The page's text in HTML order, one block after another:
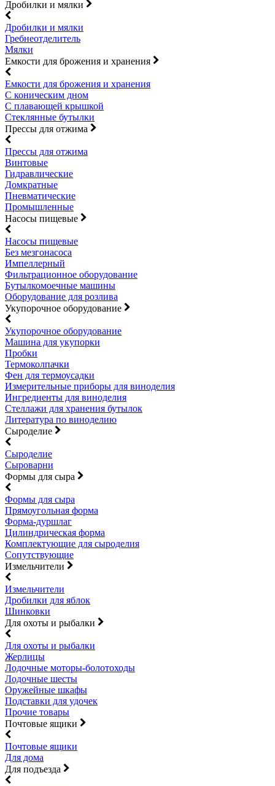
Дробилки и мялки
Дробилки и мялки
Гребнеотделитель
Мялки
Емкости для брожения и хранения
Емкости для брожения и хранения
С коническим дном
С плавающей крышкой
Стеклянные бутылки
Прессы для отжима
Прессы для отжима
Винтовые
Гидравлические
Домкратные
Пневматические
Промышленные
Насосы пищевые
Насосы пищевые
Без мезгонасоса
Импеллерный
Фильтрационное оборудование
Бутылкомоечные машины
Оборудование для розлива
Укупорочное оборудование
Укупорочное оборудование
Машина для укупорки
Пробки
Термоколпачки
Фен для термоусадки
Измерительные приборы для виноделия
Ингредиенты для виноделия
Стеллажи для хранения бутылок
Литература по виноделию
Сыроделие
Сыроделие
Сыроварни
Формы для сыра
Формы для сыра
Прямоугольная форма
Форма-дуршлаг
Цилиндрическая форма
Комплектующие для сыроделия
Сопутствующие
Измельчители
Измельчители
Дробилки для яблок
Шинковки
Для охоты и рыбалки
Для охоты и рыбалки
Жерлицы
Лодочные моторы-болотоходы
Лодочные шесты
Оружейные шкафы
Подставки для удочек
Прочие товары
Почтовые ящики
Почтовые ящики
Для дома
Для подъезда